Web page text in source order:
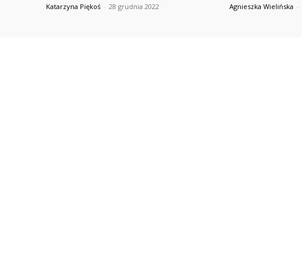
Katarzyna Piękoś - 28 grudnia 2022 Agnieszka Wielińska -